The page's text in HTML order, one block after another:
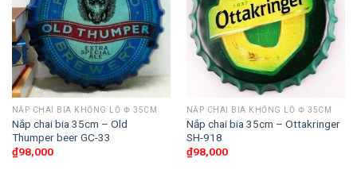
NẮP CHAI BIA KHỔNG LỒ Փ 35CM
Nắp chai bia 35cm – Old
Thumper beer GC-33
₫98,000
NẮP CHAI BIA KHỔNG LỒ Փ 35CM
Nắp chai bia 35cm – Ottakringer
SH-918
₫98,000